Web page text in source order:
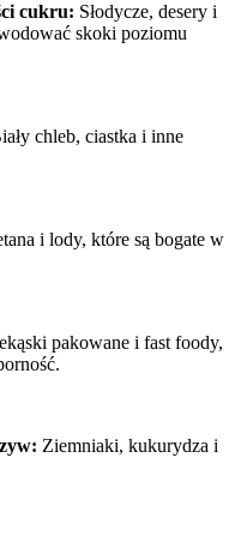
cukru: Słodycze, desery i
skoki poziomu
chleb, ciastka i inne
i lody, które są bogate w
pakowane i fast foody,
Ziemniaki, kukurydza i